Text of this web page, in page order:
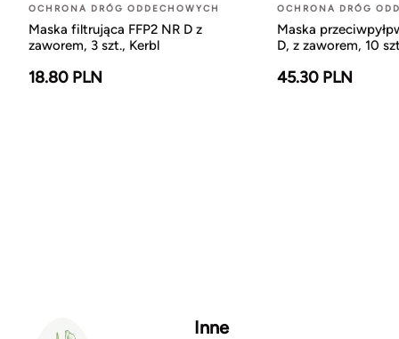
OCHRONA DRÓG ODDECHOWYCH
Maska filtrująca FFP2 NR D z
zaworem, 3 szt., Kerbl
18.80 PLN
OCHRONA DRÓG
Maska
D, z zaworem, 10
45.30 PLN
Inne